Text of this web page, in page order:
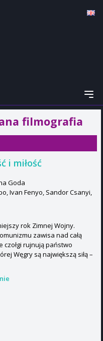
filmografia
i miłość
Goda
Ivan Fenyo, Sandor Csanyi,
rok Zimnej Wojny.
zawisa nad całą
czołgi rujnują państwo
Węgry są największą siłą –